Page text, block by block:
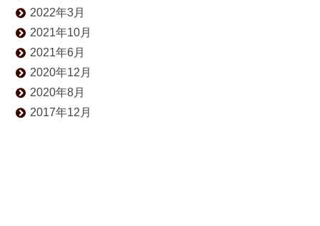
2022年3月
2021年10月
2021年6月
2020年12月
2020年8月
2017年12月